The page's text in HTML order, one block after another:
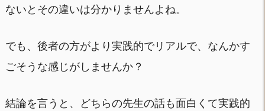
ないとその違いは分かりませんよね。
でも、後者の方がより実践的でリアルで、なんかす
ごそうな感じがしませんか？
結論を言うと、どちらの先生の話も面白くて実践的